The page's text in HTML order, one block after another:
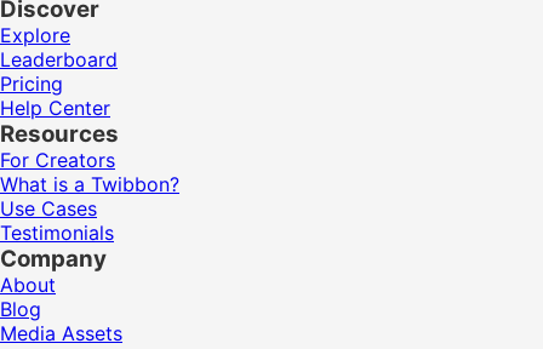
Discover
Explore
Leaderboard
Pricing
Help Center
Resources
For Creators
What is a Twibbon?
Use Cases
Testimonials
Company
About
Blog
Media Assets